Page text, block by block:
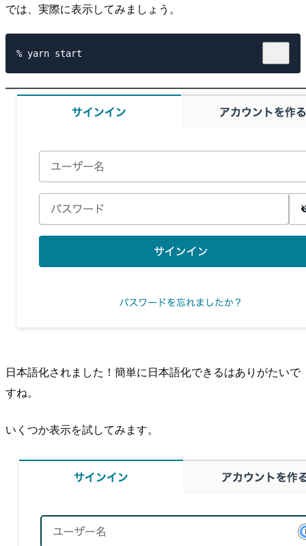
では、実際に表示してみましょう。
日本語化されました！簡単に日本語化できるはありがたいで
すね。
いくつか表示を試してみます。